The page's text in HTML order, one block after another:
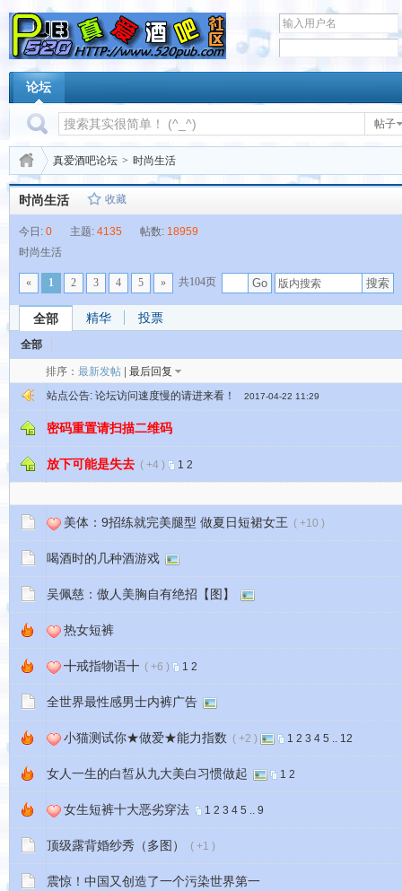
论坛
帖子
真爱酒吧论坛 > 时尚生活
时尚生活 收藏
今日: 0 主题: 4135 帖数: 18959
时尚生活
« 1 2 3 4 5 » 共104页 Go 搜索
全部 精华 投票
全部
排序： 最新发帖
最后回复
站点公告: 论坛访问速度慢的请进来看！ 2017-04-22 11:29
密码重置请扫描二维码
放下可能是失去 ( +4 ) 1 2
美体：9招练就完美腿型 做夏日短裙女王 ( +10 )
喝酒时的几种酒游戏
吴佩慈：傲人美胸自有绝招【图】
热女短裤
╋戒指物语╋ ( +6 ) 1 2
全世界最性感男士内裤广告
小猫测试你★做爱★能力指数 ( +2 ) 1 2 3 4 5 .. 12
女人一生的白皙从九大美白习惯做起 1 2
女生短裤十大恶劣穿法 1 2 3 4 5 .. 9
顶级露背婚纱秀（多图） ( +1 )
震惊！中国又创造了一个污染世界第一